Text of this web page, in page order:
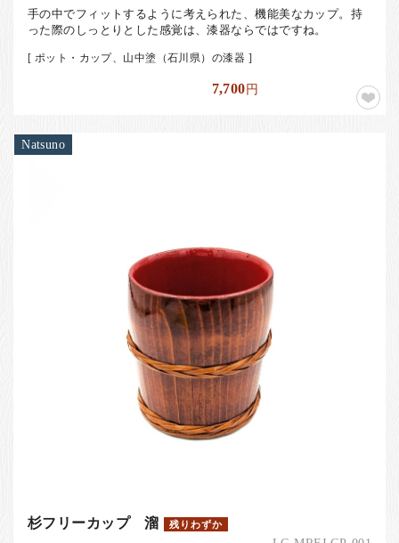
手の中でフィットするように考えられた、機能美なカップ。持
った際のしっとりとした感覚は、漆器ならではですね。
[ ポット・カップ、山中塗（石川県）の漆器 ]
7,700円
Natsuno
杉フリーカップ 溜 残りわずか